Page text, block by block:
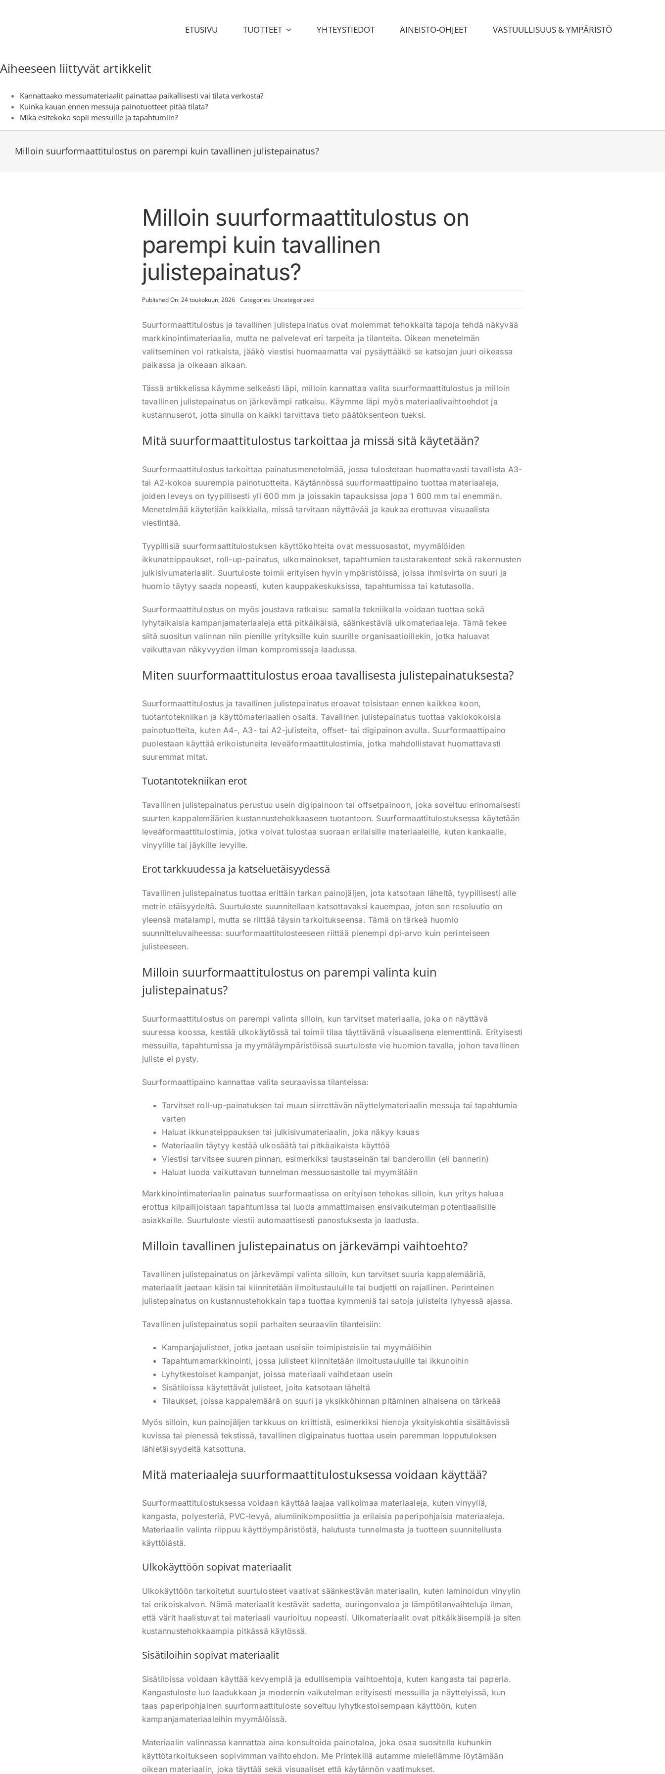
ETUSIVU TUOTTEET YHTEYSTIEDOT AINEISTO-OHJEET VASTUULLISUUS & YMPÄRISTÖ
Aiheeseen liittyvät artikkelit
Kannattaako messumateriaalit painattaa paikallisesti vai tilata verkosta?
Kuinka kauan ennen messuja painotuotteet pitää tilata?
Mikä esitekoko sopii messuille ja tapahtumiin?
Milloin suurformaattitulostus on parempi kuin tavallinen julistepainatus?
Milloin suurformaattitulostus on
parempi kuin tavallinen
julistepainatus?
Published On: 24 toukokuun, 2026 Categories: Uncategorized
Suurformaattitulostus ja tavallinen julistepainatus ovat molemmat tehokkaita tapoja tehdä näkyvää
markkinointimateriaalia, mutta ne palvelevat eri tarpeita ja tilanteita. Oikean menetelmän
valitseminen voi ratkaista, jääkö viestisi huomaamatta vai pysäyttääkö se katsojan juuri oikeassa
paikassa ja oikeaan aikaan.
Tässä artikkelissa käymme selkeästi läpi, milloin kannattaa valita suurformaattitulostus ja milloin
tavallinen julistepainatus on järkevämpi ratkaisu. Käymme läpi myös materiaalivaihtoehdot ja
kustannuserot, jotta sinulla on kaikki tarvittava tieto päätöksenteon tueksi.
Mitä suurformaattitulostus tarkoittaa ja missä sitä käytetään?
Suurformaattitulostus tarkoittaa painatusmenetelmää, jossa tulostetaan huomattavasti tavallista A3-
tai A2-kokoa suurempia painotuotteita. Käytännössä suurformaattipaino tuottaa materiaaleja,
joiden leveys on tyypillisesti yli 600 mm ja joissakin tapauksissa jopa 1 600 mm tai enemmän.
Menetelmää käytetään kaikkialla, missä tarvitaan näyttävää ja kaukaa erottuvaa visuaalista
viestintää.
Tyypillisiä suurformaattitulostuksen käyttökohteita ovat messuosastot, myymälöiden
ikkunateippaukset, roll-up-painatus, ulkomainokset, tapahtumien taustarakenteet sekä rakennusten
julkisivumateriaalit. Suurtuloste toimii erityisen hyvin ympäristöissä, joissa ihmisvirta on suuri ja
huomio täytyy saada nopeasti, kuten kauppakeskuksissa, tapahtumissa tai katutasolla.
Suurformaattitulostus on myös joustava ratkaisu: samalla tekniikalla voidaan tuottaa sekä
lyhytaikaisia kampanjamateriaaleja että pitkäikäisiä, säänkestäviä ulkomateriaaleja. Tämä tekee
siitä suositun valinnan niin pienille yrityksille kuin suurille organisaatioillekin, jotka haluavat
vaikuttavan näkyvyyden ilman kompromisseja laadussa.
Miten suurformaattitulostus eroaa tavallisesta julistepainatuksesta?
Suurformaattitulostus ja tavallinen julistepainatus eroavat toisistaan ennen kaikkea koon,
tuotantotekniikan ja käyttömateriaalien osalta. Tavallinen julistepainatus tuottaa vakiokokoisia
painotuotteita, kuten A4-, A3- tai A2-julisteita, offset- tai digipainon avulla. Suurformaattipaino
puolestaan käyttää erikoistuneita leveäformaattitulostimia, jotka mahdollistavat huomattavasti
suuremmat mitat.
Tuotantotekniikan erot
Tavallinen julistepainatus perustuu usein digipainoon tai offsetpainoon, joka soveltuu erinomaisesti
suurten kappalemäärien kustannustehokkaaseen tuotantoon. Suurformaattitulostuksessa käytetään
leveäformaattitulostimia, jotka voivat tulostaa suoraan erilaisille materiaaleille, kuten kankaalle,
vinyylille tai jäykille levyille.
Erot tarkkuudessa ja katseluetäisyydessä
Tavallinen julistepainatus tuottaa erittäin tarkan painojäljen, jota katsotaan läheltä, tyypillisesti alle
metrin etäisyydeltä. Suurtuloste suunnitellaan katsottavaksi kauempaa, joten sen resoluutio on
yleensä matalampi, mutta se riittää täysin tarkoitukseensa. Tämä on tärkeä huomio
suunnitteluvaiheessa: suurformaattitulosteeseen riittää pienempi dpi-arvo kuin perinteiseen
julisteeseen.
Milloin suurformaattitulostus on parempi valinta kuin
julistepainatus?
Suurformaattitulostus on parempi valinta silloin, kun tarvitset materiaalia, joka on näyttävä
suuressa koossa, kestää ulkokäytössä tai toimii tilaa täyttävänä visuaalisena elementtinä. Erityisesti
messuilla, tapahtumissa ja myymäläympäristöissä suurtuloste vie huomion tavalla, johon tavallinen
juliste ei pysty.
Suurformaattipaino kannattaa valita seuraavissa tilanteissa:
Tarvitset roll-up-painatuksen tai muun siirrettävän näyttelymateriaalin messuja tai tapahtumia
varten
Haluat ikkunateippauksen tai julkisivumateriaalin, joka näkyy kauas
Materiaalin täytyy kestää ulkosäätä tai pitkäaikaista käyttöä
Viestisi tarvitsee suuren pinnan, esimerkiksi taustaseinän tai banderollin (eli bannerin)
Haluat luoda vaikuttavan tunnelman messuosastolle tai myymälään
Markkinointimateriaalin painatus suurformaatissa on erityisen tehokas silloin, kun yritys haluaa
erottua kilpailijoistaan tapahtumissa tai luoda ammattimaisen ensivaikutelman potentiaalisille
asiakkaille. Suurtuloste viestii automaattisesti panostuksesta ja laadusta.
Milloin tavallinen julistepainatus on järkevämpi vaihtoehto?
Tavallinen julistepainatus on järkevämpi valinta silloin, kun tarvitset suuria kappalemääriä,
materiaalit jaetaan käsin tai kiinnitetään ilmoitustauluille tai budjetti on rajallinen. Perinteinen
julistepainatus on kustannustehokkain tapa tuottaa kymmeniä tai satoja julisteita lyhyessä ajassa.
Tavallinen julistepainatus sopii parhaiten seuraaviin tilanteisiin:
Kampanjajulisteet, jotka jaetaan useisiin toimipisteisiin tai myymälöihin
Tapahtumamarkkinointi, jossa julisteet kiinnitetään ilmoitustauluille tai ikkunoihin
Lyhytkestoiset kampanjat, joissa materiaali vaihdetaan usein
Sisätiloissa käytettävät julisteet, joita katsotaan läheltä
Tilaukset, joissa kappalemäärä on suuri ja yksikköhinnan pitäminen alhaisena on tärkeää
Myös silloin, kun painojäljen tarkkuus on kriittistä, esimerkiksi hienoja yksityiskohtia sisältävissä
kuvissa tai pienessä tekstissä, tavallinen digipainatus tuottaa usein paremman lopputuloksen
lähietäisyydeltä katsottuna.
Mitä materiaaleja suurformaattitulostuksessa voidaan käyttää?
Suurformaattitulostuksessa voidaan käyttää laajaa valikoimaa materiaaleja, kuten vinyyliä,
kangasta, polyesteriä, PVC-levyä, alumiinikomposiittia ja erilaisia paperipohjaisia materiaaleja.
Materiaalin valinta riippuu käyttöympäristöstä, halutusta tunnelmasta ja tuotteen suunnitellusta
käyttöiästä.
Ulkokäyttöön sopivat materiaalit
Ulkokäyttöön tarkoitetut suurtulosteet vaativat säänkestävän materiaalin, kuten laminoidun vinyylin
tai erikoiskalvon. Nämä materiaalit kestävät sadetta, auringonvaloa ja lämpötilanvaihteluja ilman,
että värit haalistuvat tai materiaali vaurioituu nopeasti. Ulkomateriaalit ovat pitkäikäisempiä ja siten
kustannustehokkaampia pitkässä käytössä.
Sisätiloihin sopivat materiaalit
Sisätiloissa voidaan käyttää kevyempiä ja edullisempia vaihtoehtoja, kuten kangasta tai paperia.
Kangastuloste luo laadukkaan ja modernin vaikutelman erityisesti messuilla ja näyttelyissä, kun
taas paperipohjainen suurformaattituloste soveltuu lyhytkestoisempaan käyttöön, kuten
kampanjamateriaaleihin myymälöissä.
Materiaalin valinnassa kannattaa aina konsultoida painotaloa, joka osaa suositella kuhunkin
käyttötarkoitukseen sopivimman vaihtoehdon. Me Printekillä autamme mielellämme löytämään
oikean materiaalin, joka täyttää sekä visuaaliset että käytännön vaatimukset.